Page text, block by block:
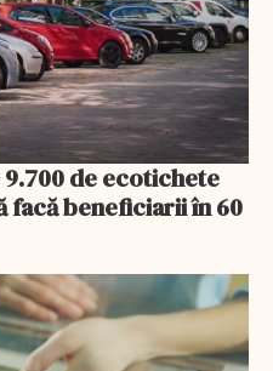
9.700 de ecotichete
facă beneficiarii în 60